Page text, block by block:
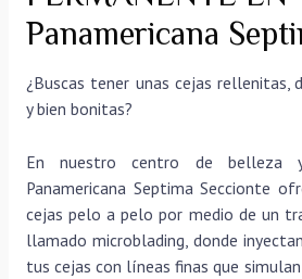
Panamericana
¿Buscas tener unas cejas rellenitas,
y bien bonitas?
En nuestro centro de belleza
Panamericana Septima Seccionte
cejas pelo a pelo por medio de un
llamado microblading, donde
tus cejas con líneas finas que